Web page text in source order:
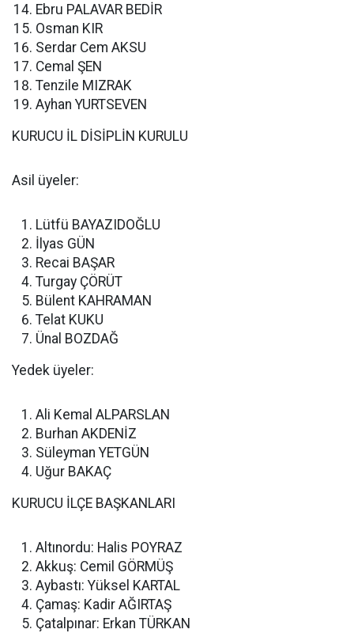
Ebru PALAVAR BEDİR
Osman KIR
Serdar Cem AKSU
Cemal ŞEN
Tenzile MIZRAK
Ayhan YURTSEVEN
KURUCU İL DİSİPLİN KURULU
Asil üyeler:
Lütfü BAYAZIDOĞLU
İlyas GÜN
Recai BAŞAR
Turgay ÇÖRÜT
Bülent KAHRAMAN
Telat KUKU
Ünal BOZDAĞ
Yedek üyeler:
Ali Kemal ALPARSLAN
Burhan AKDENİZ
Süleyman YETGÜN
Uğur BAKAÇ
KURUCU İLÇE BAŞKANLARI
Altınordu: Halis POYRAZ
Akkuş: Cemil GÖRMÜŞ
Aybastı: Yüksel KARTAL
Çamaş: Kadir AĞIRTAŞ
Çatalpınar: Erkan TÜRKAN